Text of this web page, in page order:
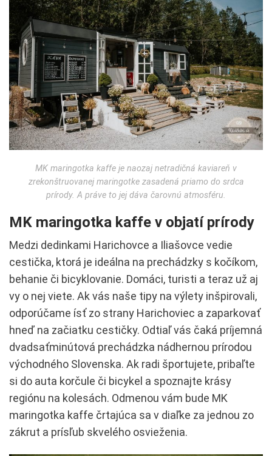
MK maringotka kaffe je naozaj netradičná kaviareň v
zrekonštruovanej maringotke zasadená priamo do srdca
prírody. A práve to jej dáva čarovnú atmosféru.
MK maringotka kaffe v objatí prírody
Medzi dedinkami Harichovce a Iliašovce vedie
cestička, ktorá je ideálna na prechádzky s kočíkom,
behanie či bicyklovanie. Domáci, turisti a teraz už aj
vy o nej viete. Ak vás naše tipy na výlety inšpirovali,
odporúčame ísť zo strany Harichoviec a zaparkovať
hneď na začiatku cestičky. Odtiaľ vás čaká príjemná
dvadsaťminútová prechádzka nádhernou prírodou
východného Slovenska. Ak radi športujete, pribaľte
si do auta korčule či bicykel a spoznajte krásy
regiónu na kolesách. Odmenou vám bude MK
maringotka kaffe črtajúca sa v diaľke za jednou zo
zákrut a prísľub skvelého osvieženia.